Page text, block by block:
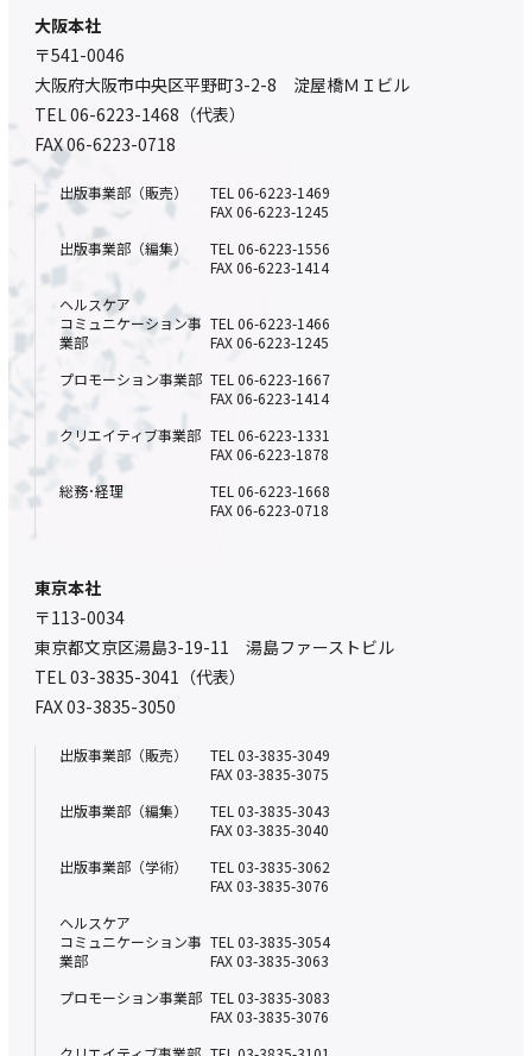
大阪本社
〒541-0046
大阪府大阪市中央区平野町3-2-8 淀屋橋ＭＩビル
TEL 06-6223-1468（代表）
FAX 06-6223-0718
出版事業部（販売）
TEL 06-6223-1469
FAX 06-6223-1245
出版事業部（編集）
TEL 06-6223-1556
FAX 06-6223-1414
ヘルスケア
コミュニケーション事
業部
TEL 06-6223-1466
FAX 06-6223-1245
プロモーション事業部 TEL 06-6223-1667
FAX 06-6223-1414
クリエイティブ事業部 TEL 06-6223-1331
FAX 06-6223-1878
総務･経理
TEL 06-6223-1668
FAX 06-6223-0718
東京本社
〒113-0034
東京都文京区湯島3-19-11 湯島ファーストビル
TEL 03-3835-3041（代表）
FAX 03-3835-3050
出版事業部（販売）
TEL 03-3835-3049
FAX 03-3835-3075
出版事業部（編集）
TEL 03-3835-3043
FAX 03-3835-3040
出版事業部（学術）
TEL 03-3835-3062
FAX 03-3835-3076
ヘルスケア
コミュニケーション事
業部
TEL 03-3835-3054
FAX 03-3835-3063
プロモーション事業部 TEL 03-3835-3083
FAX 03-3835-3076